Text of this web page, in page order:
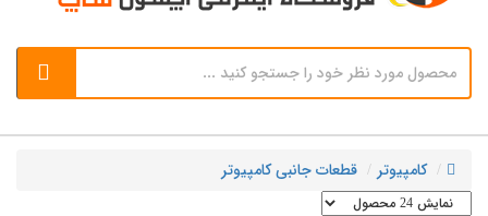
کامپیوتر قطعات جانبی کامپیوتر